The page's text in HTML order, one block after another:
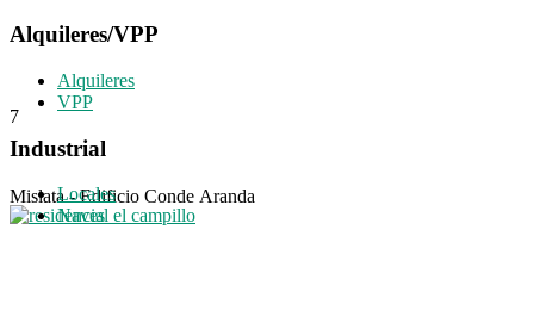
7
Mislata - Edificio Conde Aranda
Alquileres/VPP
Alquileres
VPP
Industrial
Locales
Naves